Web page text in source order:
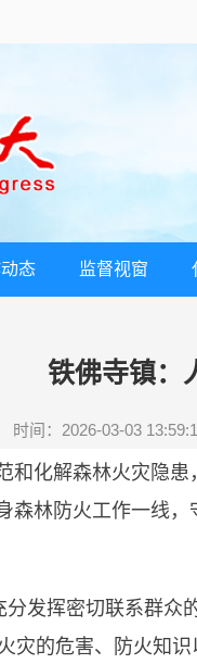
态 监督视窗
铁佛寺镇：
时间：2026-03-03
化解森林火灾隐患
林防火工作一线，
发挥密切联系群众
灾的危害、防火知